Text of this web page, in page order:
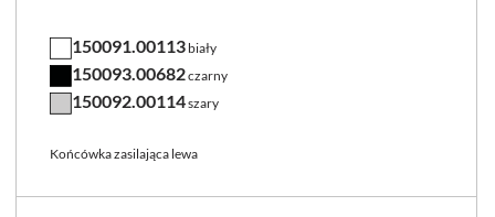
150091.00113 biały
150093.00682czarny
150092.00114szary
Końcówka zasilająca lewa